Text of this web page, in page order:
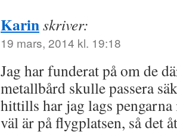
Karinskriver:
19 mars, 2014 kl. 19:18
Jag har funderat på om de
metallbård skulle passera
hittills har jag lags
väl är på flygplatsen, så det